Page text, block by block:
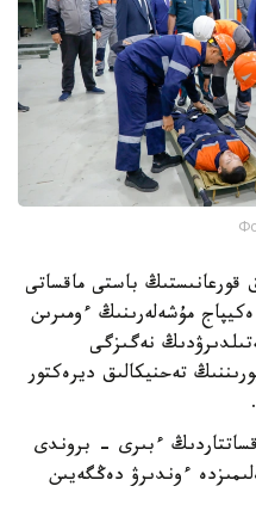
قورعانىستىڭ باستى ماقساتى
مۇشەلەرىنىڭ ءومىرىن
نەگىزگى
تەحنيكالىق ديرەكتور
ءبىرى - بروندى
ءوندىرۋ دەڭگەيىن